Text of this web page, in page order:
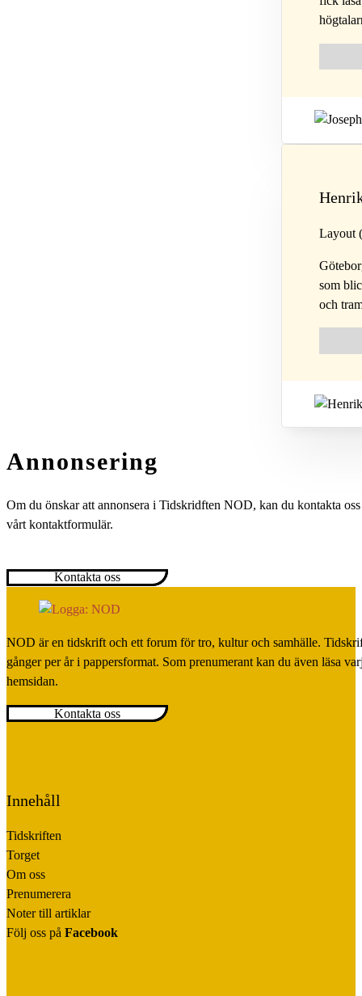
Layout
som
och
Annonsering
Om du önskar att annonsera i Tidskridften NOD, kan du kontakta
vårt kontaktformulär.
Kontakta oss
NOD är en tidskrift och ett forum för tro, kultur och samhälle.
gånger per år i pappersformat. Som prenumerant kan du även läsa
hemsidan.
Kontakta oss
Innehåll
Tidskriften
Torget
Om oss
Prenumerera
Noter till artiklar
Följ oss på Facebook